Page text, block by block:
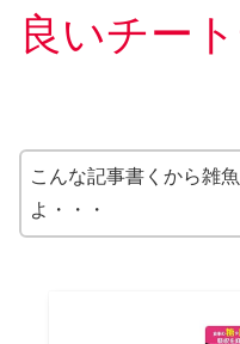
良いチー
こんな記事書くから雑
よ・・・